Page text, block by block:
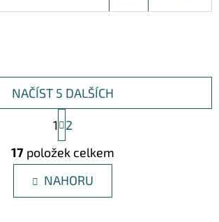
KOŠÍKU
O
V
L
Á
NAČÍST 5 DALŠÍCH
S
T
R
Á
N
K
O
1 2
17 položek celkem
NAHORU